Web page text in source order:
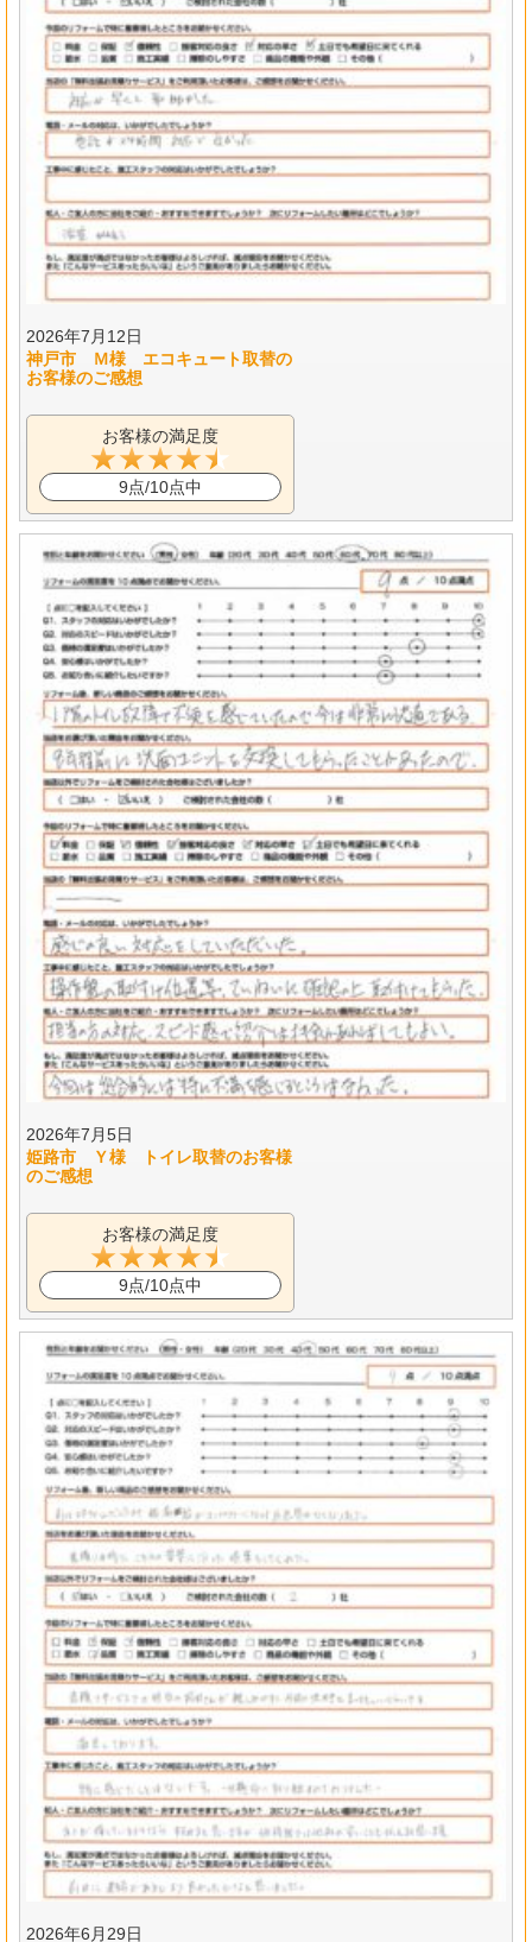
2026年7月12日
神戸市 Ｍ様 エコキュート取替の
お客様のご感想
お客様の満足度
9点/10点中
2026年7月5日
姫路市 Ｙ様 トイレ取替のお客様
のご感想
お客様の満足度
9点/10点中
2026年6月29日